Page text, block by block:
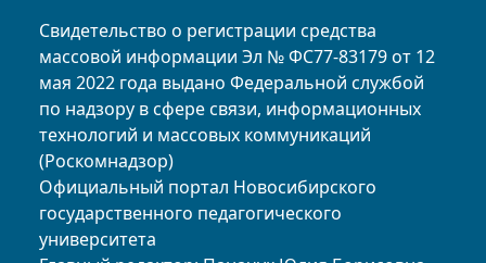
Свидетельство о регистрации средства
массовой информации Эл № ФС77-83179 от 12
мая 2022 года выдано Федеральной службой
по надзору в сфере связи, информационных
технологий и массовых коммуникаций
(Роскомнадзор)
Официальный портал Новосибирского
государственного педагогического
университета